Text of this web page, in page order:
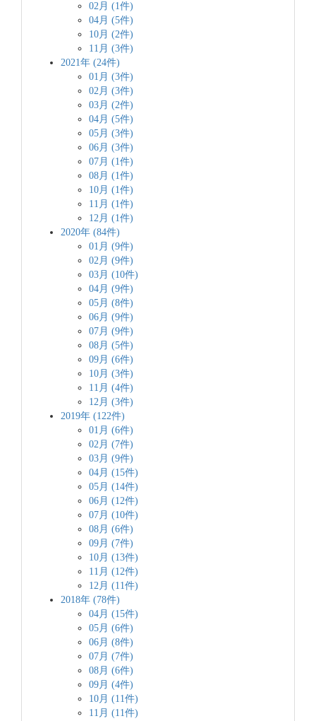
02月 (1件)
04月 (5件)
10月 (2件)
11月 (3件)
2021年 (24件)
01月 (3件)
02月 (3件)
03月 (2件)
04月 (5件)
05月 (3件)
06月 (3件)
07月 (1件)
08月 (1件)
10月 (1件)
11月 (1件)
12月 (1件)
2020年 (84件)
01月 (9件)
02月 (9件)
03月 (10件)
04月 (9件)
05月 (8件)
06月 (9件)
07月 (9件)
08月 (5件)
09月 (6件)
10月 (3件)
11月 (4件)
12月 (3件)
2019年 (122件)
01月 (6件)
02月 (7件)
03月 (9件)
04月 (15件)
05月 (14件)
06月 (12件)
07月 (10件)
08月 (6件)
09月 (7件)
10月 (13件)
11月 (12件)
12月 (11件)
2018年 (78件)
04月 (15件)
05月 (6件)
06月 (8件)
07月 (7件)
08月 (6件)
09月 (4件)
10月 (11件)
11月 (11件)